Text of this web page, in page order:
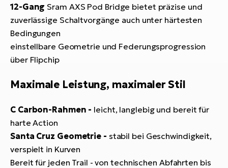
12-Gang Sram AXS Pod Bridge bietet präzise und
zuverlässige Schaltvorgänge auch unter härtesten
Bedingungen
einstellbare Geometrie und Federungsprogression
über Flipchip
Maximale Leistung, maximaler Stil
C Carbon-Rahmen - leicht, langlebig und bereit für
harte Action
Santa Cruz Geometrie - stabil bei Geschwindigkeit,
verspielt in Kurven
Bereit für jeden Trail - von technischen Abfahrten bis